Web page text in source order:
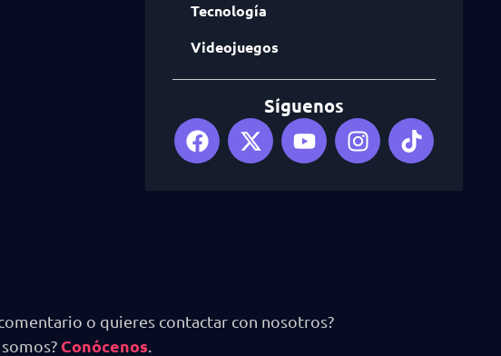
Tecnología
Videojuegos
Síguenos
o quieres contactar con nosotros?
Conócenos